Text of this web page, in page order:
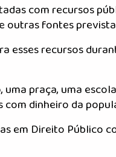
com recursos
outras fontes
esses recursos
uma praça, uma
dinheiro da
em Direito Público